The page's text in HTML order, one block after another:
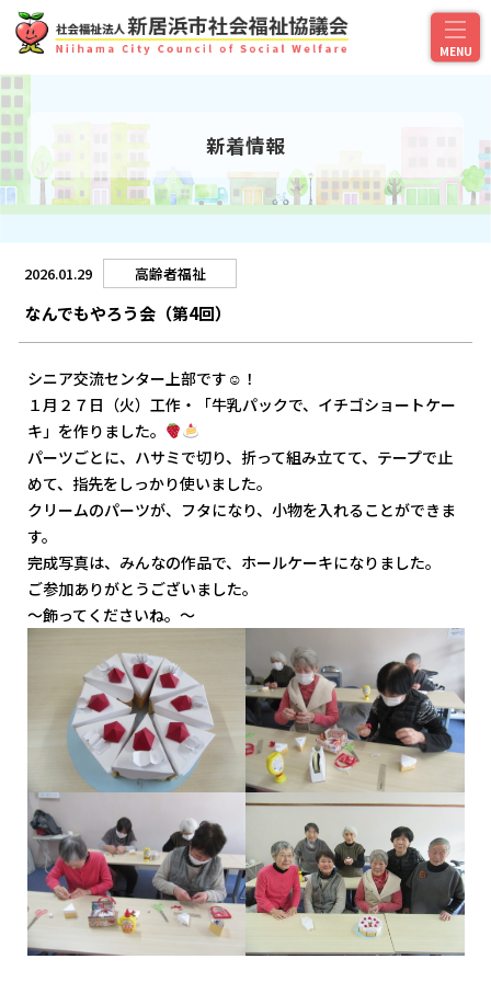
新着情報
2026.01.29 高齢者福祉
なんでもやろう会（第4回）
シニア交流センター上部です☺！
１月２７日（火）工作・「牛乳パックで、イチゴショートケー
キ」を作りました。
パーツごとに、ハサミで切り、折って組み立てて、テープで止
めて、指先をしっかり使いました。
クリームのパーツが、フタになり、小物を入れることができま
す。
完成写真は、みんなの作品で、ホールケーキになりました。
ご参加ありがとうございました。
～飾ってくださいね。～